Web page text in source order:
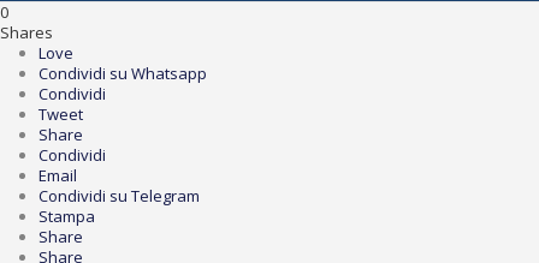
0
Shares
Love
Condividi su Whatsapp
Condividi
Tweet
Share
Condividi
Email
Condividi su Telegram
Stampa
Share
Share